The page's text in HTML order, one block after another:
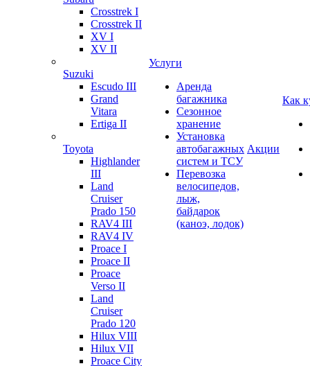
Crosstrek I
Crosstrek II
XV I
XV II
Suzuki
Escudo III
Grand
Vitara
Ertiga II
Toyota
Highlander
III
Land
Cruiser
Prado 150
RAV4 III
RAV4 IV
Proace I
Proace II
Proace
Verso II
Land
Cruiser
Prado 120
Hilux VIII
Hilux VII
Proace City
Услуги
Аренда
багажника
Сезонное
хранение
Установка
автобагажных
систем и ТСУ
Перевозка
велосипедов,
лыж,
байдарок
(каноэ, лодок)
Акции
Как